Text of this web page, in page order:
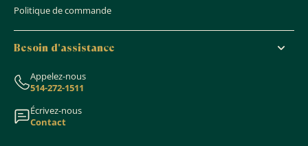
Politique de commande
Besoin d'assistance
Appelez-nous
514-272-1511
Écrivez-nous
Contact